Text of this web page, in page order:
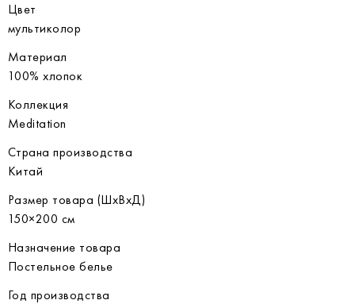
Цвет
мультиколор
Материал
100% хлопок
Коллекция
Meditation
Страна производства
Китай
Размер товара (ШхВхД)
150×200 см
Назначение товара
Постельное белье
Год производства